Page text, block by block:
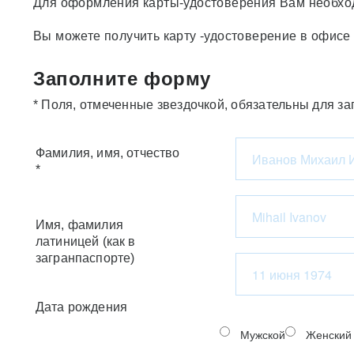
Для оформления карты-удостоверения Вам
Вы можете получить карту -удостоверение в
Заполните форму
* Поля, отмеченные звездочкой, обязательны для
Фамилия, имя, отчество
*
Имя, фамилия
латиницей (как в
загранпаспорте)
Дата рождения
Мужской Женский